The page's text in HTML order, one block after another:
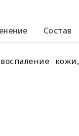
Состав